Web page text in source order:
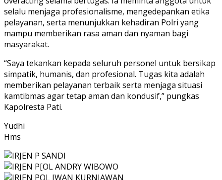
selalu menjaga profesionalisme, mengedepankan etika
pelayanan, serta menunjukkan kehadiran Polri yang
mampu memberikan rasa aman dan nyaman bagi
masyarakat.
“Saya tekankan kepada seluruh personel untuk bersikap
simpatik, humanis, dan profesional. Tugas kita adalah
memberikan pelayanan terbaik serta menjaga situasi
kamtibmas agar tetap aman dan kondusif,” pungkas
Kapolresta Pati.
Yudhi
Hms